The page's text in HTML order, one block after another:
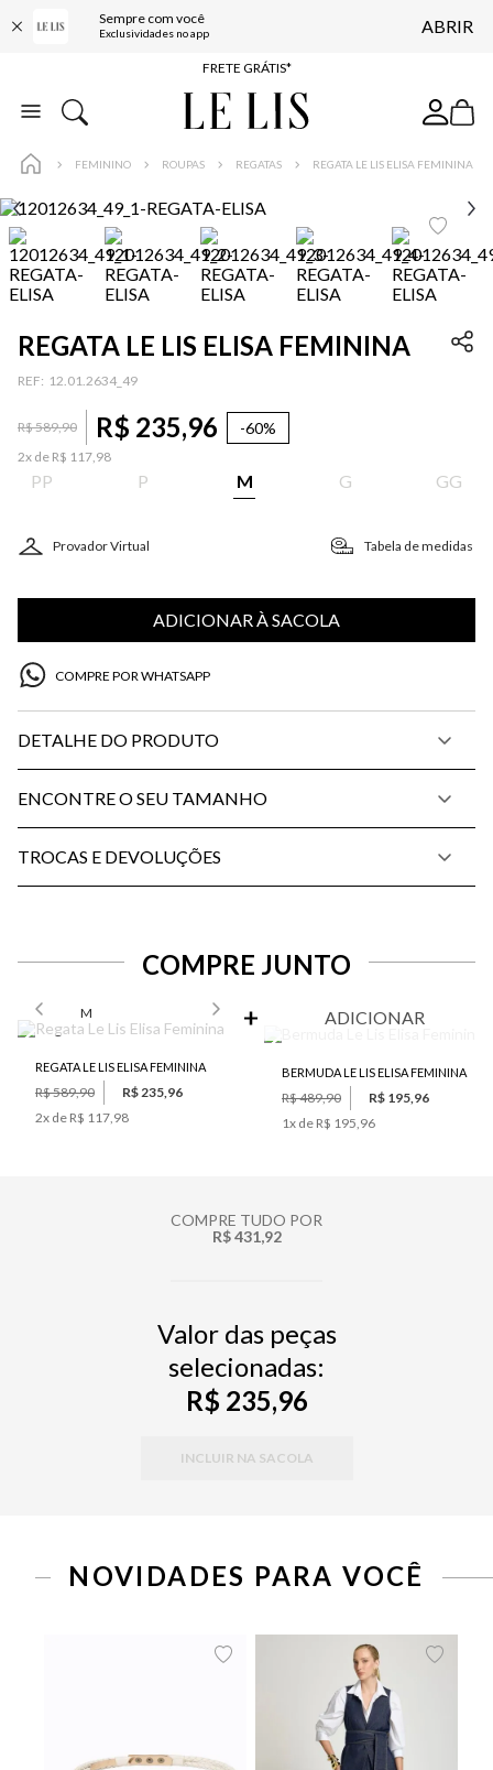
Sempre com você
Exclusividades no app ABRIR
ENTREGA EXPRESSA*
FRETE GRÁTIS*
BAIXE O APP
FEMININO ROUPAS REGATAS REGATA LE LIS ELISA FEMININA
REGATA LE LIS ELISA FEMININA
: 12.01.2634_49
R$589,90 R$ 235,96 -60%
2x de R$ 117,98
PP P M G GG
Provador Virtual Tabela de medidas
ADICIONAR À SACOLA
COMPRE POR WHATSAPP
DETALHE DO PRODUTO
ENCONTRE O SEU TAMANHO
TROCAS E DEVOLUÇÕES
COMPRE JUNTO
M
REGATA LE LIS ELISA FEMININA
R$ 589,90
R$ 235,96
2x de R$ 117,98
ADICIONAR
BERMUDA LE LIS ELISA FEMININA
R$ 489,90
R$ 195,96
1x de R$ 195,96
COMPRE TUDO POR
R$ 431,92
Valor das peças
selecionadas:
R$ 235,96
INCLUIR NA SACOLA
NOVIDADES PARA VOCÊ